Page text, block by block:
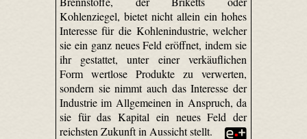
Kohlenziegel, bietet nicht allein ein hohes
Interesse für die Kohlenindustrie, welcher
sie ein ganz neues Feld eröffnet, indem sie
ihr gestattet, unter einer verkäuflichen
Form wertlose Produkte zu verwerten,
sondern sie nimmt auch das Interesse der
Industrie im Allgemeinen in Anspruch, da
sie für das Kapital ein neues Feld der
reichsten Zukunft in Aussicht stellt.